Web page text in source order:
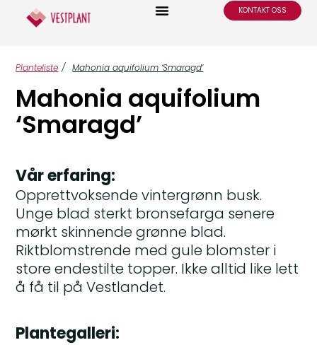
KONTAKT OSS
Planteliste / Mahonia aquifolium ‘Smaragd’
Mahonia aquifolium
‘Smaragd’
Vår erfaring:
Opprettvoksende vintergrønn busk.
Unge blad sterkt bronsefarga senere
mørkt skinnende grønne blad.
Riktblomstrende med gule blomster i
store endestilte topper. Ikke alltid like lett
å få til på Vestlandet.
Plantegalleri: